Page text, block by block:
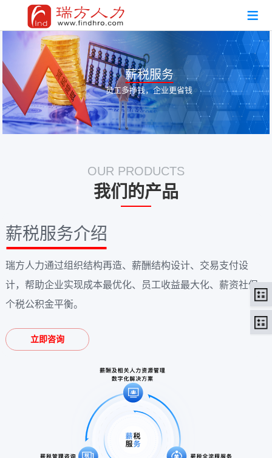
薪税服务
员工多挣钱，企业更省钱
OUR PRODUCTS
我们的产品
薪税服务介绍
瑞方人力通过组织结构再造、薪酬结构设计、交易支付设
计，帮助企业实现成本最优化、员工收益最大化、薪资社保
个税公积金平衡。
立即咨询